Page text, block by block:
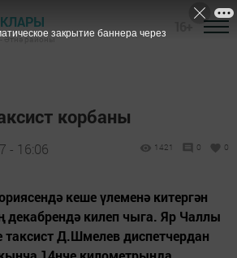
- Әтнә районы
корбаны
- 16:06 1421 0 0
кеше үлеменә китергән
килеп чыга. Яр Чаллы
таксист Д.Шмелев диспетчердан
закрытие баннера через